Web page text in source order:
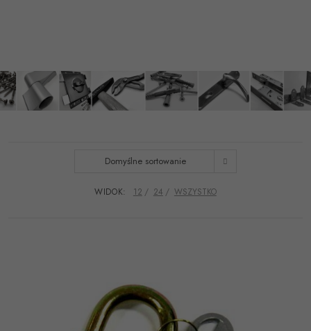
Domyślne sortowanie
WIDOK: 12 24 WSZYSTKO